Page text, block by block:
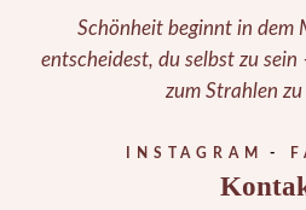
Schönheit beginnt in dem
entscheidest, du selbst zu
zum Strahlen
INSTAGRAM